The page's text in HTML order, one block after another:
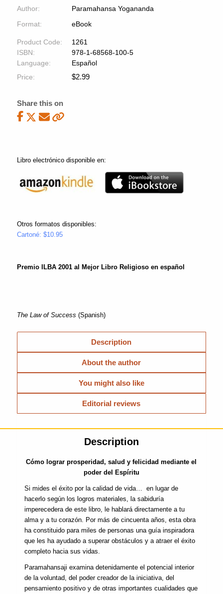
Author:
Paramahansa Yogananda
Format:
eBook
Product Code:
1261
ISBN:
978-1-68568-100-5
Language:
Español
Price:
$2.99
Share this on
Libro electrónico disponible en:
Otros formatos disponibles:
Cartoné: $10.95
Premio ILBA 2001 al Mejor Libro Religioso en español
The Law of Success (Spanish)
Description
About the author
You might also like
Editorial reviews
Description
Cómo lograr prosperidad, salud y felicidad mediante el
poder del Espíritu
Si mides el éxito por la calidad de vida… en lugar de
hacerlo según los logros materiales, la sabiduría
imperecedera de este libro, le hablará directamente a tu
alma y a tu corazón. Por más de cincuenta años, esta obra
ha constituido para miles de personas una guía inspiradora
que les ha ayudado a superar obstáculos y a atraer el éxito
completo hacia sus vidas.
Paramahansaji examina detenidamente el potencial interior
de la voluntad, del poder creador de la iniciativa, del
pensamiento positivo y de otras importantes cualidades que